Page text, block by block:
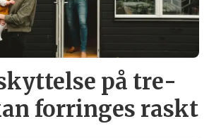
på tre­
forringes raskt